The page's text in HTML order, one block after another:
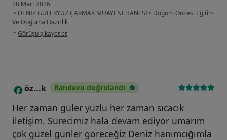
28 Mart 2026
• DENİZ GÜLERYÜZ ÇAKMAK MUAYENEHANESİ • Doğum Öncesi Eğitim
Ve Doğuma Hazırlık
• kullanıcının görüşüne göre f.....
Görüşü şikayet et
Ö öz...k Randevu doğrulandı
Her zaman güler yüzlü her zaman sıcacık
iletişim. Sürecimiz hala devam ediyor umarım
çok güzel günler göreceğiz Deniz hanımcığımla